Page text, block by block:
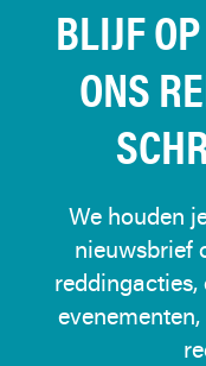
BLIJF
ONS
We houden
nieuwsbrief